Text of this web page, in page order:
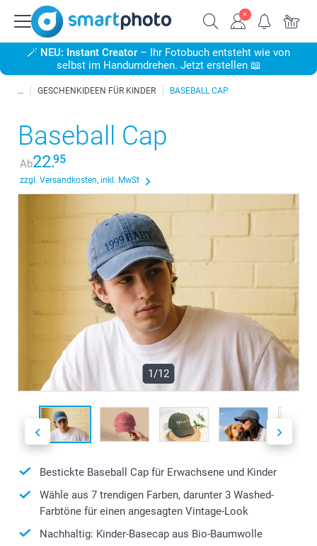
🪄 NEU: Instant Creator – Ihr Fotobuch entsteht wie von
selbst im Handumdrehen. Jetzt erstellen 📖
GESCHENKIDEEN FÜR KINDER BASEBALL CAP
Baseball Cap
Ab22.95
zzgl. Versandkosten, inkl. MwSt
1/12
Bestickte Baseball Cap für Erwachsene und Kinder
Wähle aus 7 trendigen Farben, darunter 3 Washed-
Farbtöne für einen angesagten Vintage-Look
Nachhaltig: Kinder-Basecap aus Bio-Baumwolle